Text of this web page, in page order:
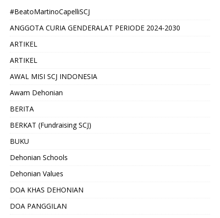
#BeatoMartinoCapelliSCJ
ANGGOTA CURIA GENDERALAT PERIODE 2024-2030
ARTIKEL
ARTIKEL
AWAL MISI SCJ INDONESIA
Awam Dehonian
BERITA
BERKAT (Fundraising SCJ)
BUKU
Dehonian Schools
Dehonian Values
DOA KHAS DEHONIAN
DOA PANGGILAN